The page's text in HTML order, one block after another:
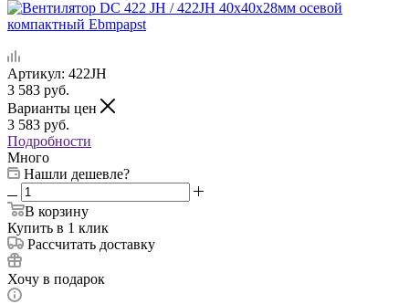
Артикул: 422JH
3 583 руб.
Варианты цен
3 583 руб.
Подробности
Много
Нашли дешевле?
В корзину
Купить в 1 клик
Рассчитать доставку
Хочу в подарок